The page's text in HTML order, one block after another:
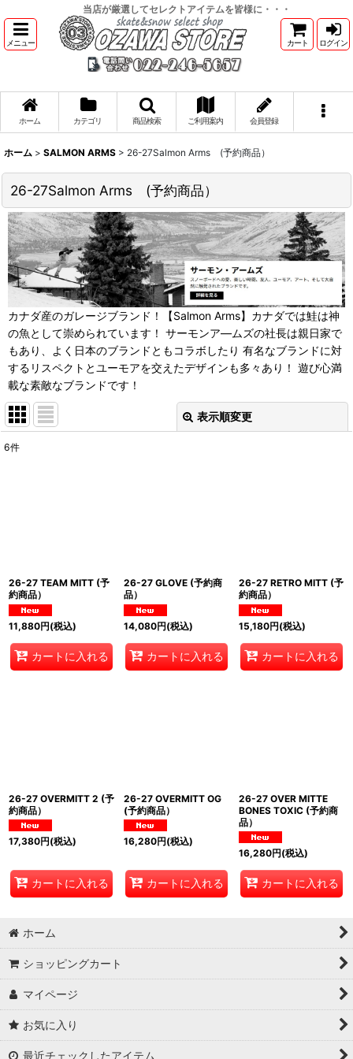
当店が厳選してセレクトアイテムを皆様に・・・
メニュー カート ログイン
ホーム カテゴリ 商品検索 ご利用案内 会員登録
ホーム > SALMON ARMS > 26-27Salmon Arms (予約商品）
26-27Salmon Arms (予約商品）
カナダ産のガレージブランド！【Salmon Arms】カナダでは鮭は神
の魚として崇められています！ サーモンア―ムズの社長は親日家で
もあり、よく日本のブランドともコラボしたり 有名なブランドに対
するリスペクトとユーモアを交えたデザインも多々あり！ 遊び心満
載な素敵なブランドです！
表示順変更
6件
26-27 TEAM MITT (予
約商品）
11,880円(税込)
カートに入れる
26-27 GLOVE (予約商
品）
14,080円(税込)
カートに入れる
26-27 RETRO MITT (予
約商品）
15,180円(税込)
カートに入れる
26-27 OVERMITT 2 (予
約商品）
17,380円(税込)
カートに入れる
26-27 OVERMITT OG
(予約商品）
16,280円(税込)
カートに入れる
26-27 OVER MITTE
BONES TOXIC (予約商
品）
16,280円(税込)
カートに入れる
ホーム
ショッピングカート
マイページ
お気に入り
最近チェックしたアイテム